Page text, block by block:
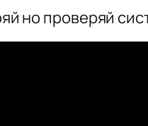
но проверяй